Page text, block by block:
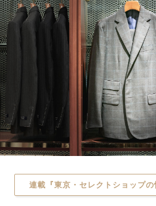
連載『東京・セレクトショップ